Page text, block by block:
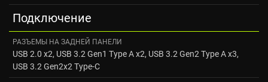
Подключение
РАЗЪЕМЫ НА ЗАДНЕЙ ПАНЕЛИ
USB 2.0 x2, USB 3.2 Gen1 Type A x2, USB 3.2 Gen2 Type A x3,
USB 3.2 Gen2x2 Type-C